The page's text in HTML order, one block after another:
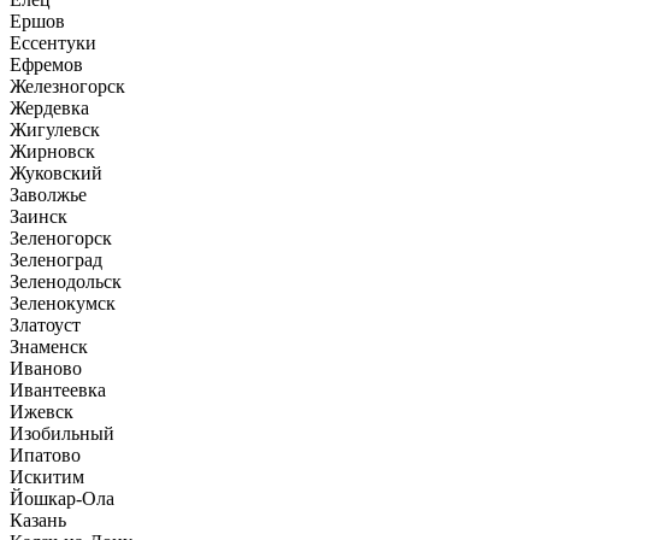
Ершов
Ессентуки
Ефремов
Железногорск
Жердевка
Жигулевск
Жирновск
Жуковский
Заволжье
Заинск
Зеленогорск
Зеленоград
Зеленодольск
Зеленокумск
Златоуст
Знаменск
Иваново
Ивантеевка
Ижевск
Изобильный
Ипатово
Искитим
Йошкар-Ола
Казань